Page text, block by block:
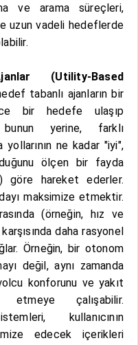
ve arama süreçleri,
uzun vadeli hedeflerde
(Utility-Based
tabanlı ajanların bir
bir hedefe ulaşıp
bunun yerine, farklı
ne kadar "iyi",
ölçen bir fayda
göre hareket ederler.
maksimize etmektir.
(örneğin, hız ve
daha rasyonel
Örneğin, bir otonom
değil, aynı zamanda
konforunu ve yakıt
çalışabilir.
kullanıcının
edecek içerikleri